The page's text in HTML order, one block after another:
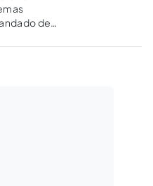
de
de